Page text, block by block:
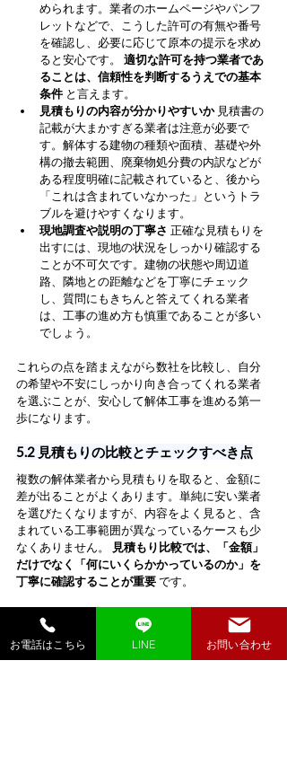
められます。業者のホームページやパンフ
レットなどで、こうした許可の有無や番号
を確認し、必要に応じて原本の提示を求め
ると安心です。 適切な許可を持つ業者であ
ることは、信頼性を判断するうえでの基本
条件 と言えます。
見積もりの内容が分かりやすいか 見積書の
記載が大まかすぎる業者は注意が必要で
す。解体する建物の種類や面積、基礎や外
構の撤去範囲、廃棄物処分費の内訳などが
ある程度明確に記載されていると、後から
「これは含まれていなかった」というトラ
ブルを避けやすくなります。
現地調査や説明の丁寧さ 正確な見積もりを
出すには、現地の状況をしっかり確認する
ことが不可欠です。建物の状態や周辺道
路、隣地との距離などを丁寧にチェック
し、質問にもきちんと答えてくれる業者
は、工事の進め方も慎重であることが多い
でしょう。
これらの点を踏まえながら数社を比較し、自分
の希望や不安にしっかり向き合ってくれる業者
を選ぶことが、安心して解体工事を進める第一
歩になります。
5.2 見積もりの比較とチェックすべき点
複数の解体業者から見積もりを取ると、金額に
差が出ることがよくあります。単純に安い業者
を選びたくなりますが、内容をよく見ると、含
まれている工事範囲が異なっているケースも少
なくありません。
見積もり比較では、「金額」
だけでなく「何にいくらかかっているのか」を
丁寧に確認することが重要 です。
見積もりを比較する際には、次のような点を中
心に見ると違いが分かりやすくなります。
お電話はこちら LINE お問い合わせ